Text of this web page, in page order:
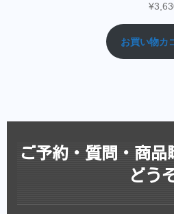
¥
お買い物カ
ご予約・質問・商
どう